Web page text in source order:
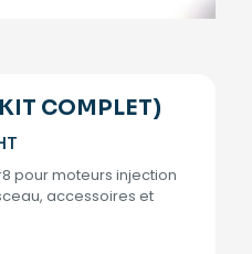
COMPLET)
pour moteurs injection
accessoires et